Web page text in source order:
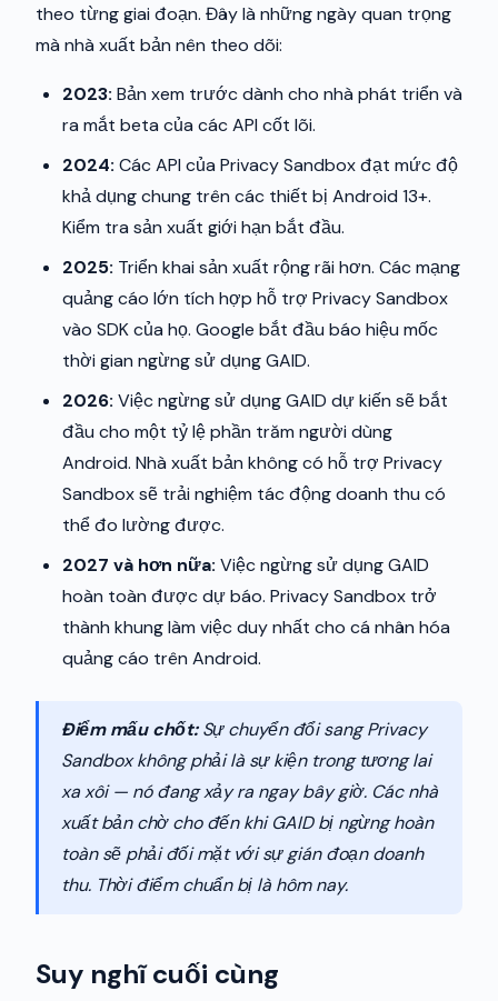
theo từng giai đoạn. Đây là những ngày quan trọng
mà nhà xuất bản nên theo dõi:
2023: Bản xem trước dành cho nhà phát triển và
ra mắt beta của các API cốt lõi.
2024: Các API của Privacy Sandbox đạt mức độ
khả dụng chung trên các thiết bị Android 13+.
Kiểm tra sản xuất giới hạn bắt đầu.
2025: Triển khai sản xuất rộng rãi hơn. Các mạng
quảng cáo lớn tích hợp hỗ trợ Privacy Sandbox
vào SDK của họ. Google bắt đầu báo hiệu mốc
thời gian ngừng sử dụng GAID.
2026: Việc ngừng sử dụng GAID dự kiến sẽ bắt
đầu cho một tỷ lệ phần trăm người dùng
Android. Nhà xuất bản không có hỗ trợ Privacy
Sandbox sẽ trải nghiệm tác động doanh thu có
thể đo lường được.
2027 và hơn nữa: Việc ngừng sử dụng GAID
hoàn toàn được dự báo. Privacy Sandbox trở
thành khung làm việc duy nhất cho cá nhân hóa
quảng cáo trên Android.
Điểm mấu chốt:Sự chuyển đổi sang Privacy
Sandbox không phải là sự kiện trong tương lai
xa xôi — nó đang xảy ra ngay bây giờ. Các nhà
xuất bản chờ cho đến khi GAID bị ngừng hoàn
toàn sẽ phải đối mặt với sự gián đoạn doanh
thu. Thời điểm chuẩn bị là hôm nay.
Suy nghĩ cuối cùng